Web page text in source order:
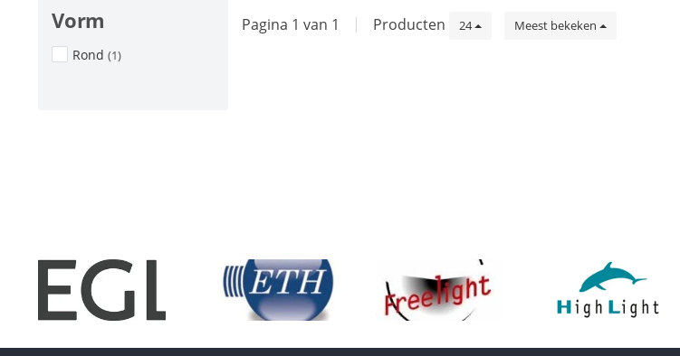
Vorm
Rond (1)
Pagina 1 van 1 | Producten 24 Meest bekeken